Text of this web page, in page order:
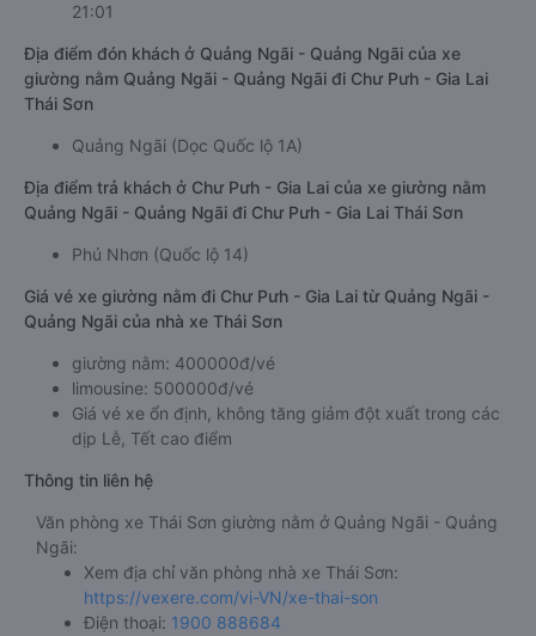
21:01
Địa điểm đón khách ở Quảng Ngãi - Quảng Ngãi của xe
giường nằm Quảng Ngãi - Quảng Ngãi đi Chư Pưh - Gia Lai
Thái Sơn
Quảng Ngãi (Dọc Quốc lộ 1A)
Địa điểm trả khách ở Chư Pưh - Gia Lai của xe giường nằm
Quảng Ngãi - Quảng Ngãi đi Chư Pưh - Gia Lai Thái Sơn
Phú Nhơn (Quốc lộ 14)
Giá vé xe giường nằm đi Chư Pưh - Gia Lai từ Quảng Ngãi -
Quảng Ngãi của nhà xe Thái Sơn
giường nằm: 400000đ/vé
limousine: 500000đ/vé
Giá vé xe ổn định, không tăng giảm đột xuất trong các
dịp Lễ, Tết cao điểm
Thông tin liên hệ
Văn phòng xe Thái Sơn giường nằm ở Quảng Ngãi - Quảng
Ngãi:
Xem địa chỉ văn phòng nhà xe Thái Sơn:
https://vexere.com/vi-VN/xe-thai-son
Điện thoại: 1900 888684